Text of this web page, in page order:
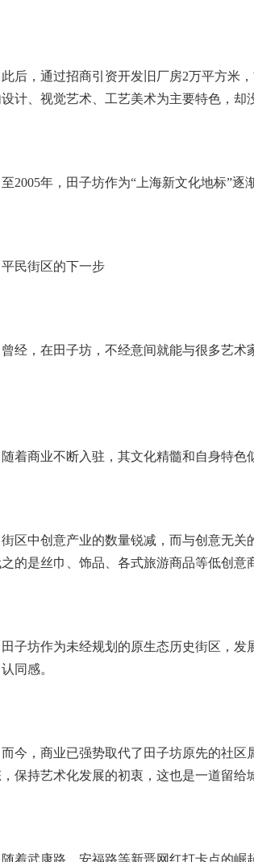
，通过招商引资开发旧厂房2万平方米，
计、视觉艺术、工艺美术为主要特色，却
年，田子坊作为“上海新文化地标”逐
街区的下一步
，在田子坊，不经意间就能与很多艺术
商业不断入驻，其文化精髓和自身特色似
中创意产业的数量锐减，而与创意无关
的是丝巾、饰品、各式旅游商品等低创意
坊作为未经规划的原生态历史街区，发
同感。
，商业已强势取代了田子坊原先的社区
保持艺术化发展的初衷，这也是一道留给
武康路、安福路等新晋网红打卡点的崛